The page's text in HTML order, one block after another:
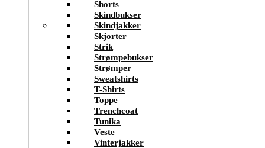
Shorts
Skindbukser
Skindjakker
Skjorter
Strik
Strømpebukser
Strømper
Sweatshirts
T-Shirts
Toppe
Trenchcoat
Tunika
Veste
Vinterjakker